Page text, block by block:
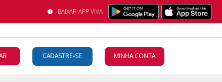
BAIXAR APP VIVA
CADASTRE-SE MINHA CONTA